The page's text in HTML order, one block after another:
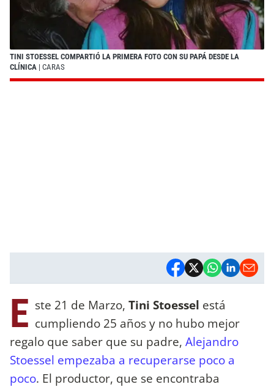
TINI STOESSEL COMPARTIÓ LA PRIMERA FOTO CON SU PAPÁ DESDE LA
CLÍNICA | CARAS
E ste 21 de Marzo, Tini Stoessel está
cumpliendo 25 años y no hubo mejor
regalo que saber que su padre, Alejandro
Stoessel empezaba a recuperarse poco a
poco. El productor, que se encontraba